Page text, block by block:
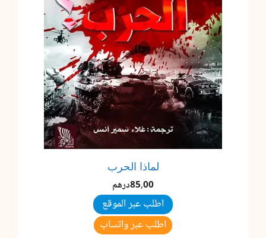
لماذا الحرب
85,00درهم
اطلب عبر الموقع
اطلب عبر واتساب